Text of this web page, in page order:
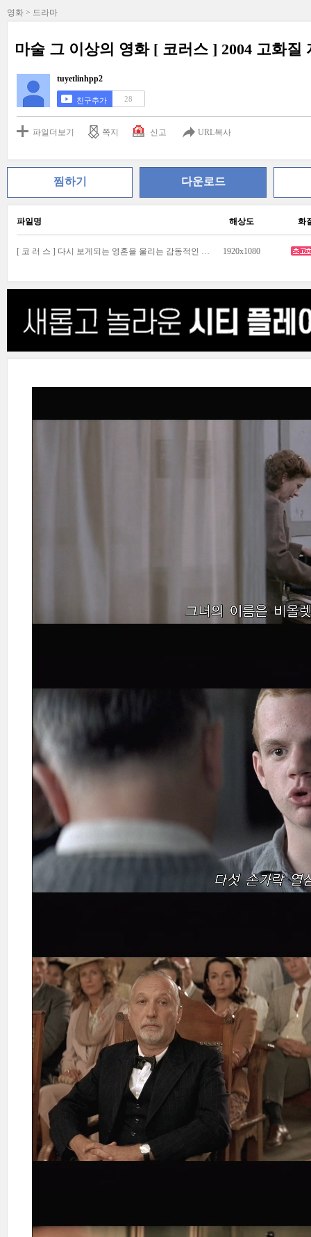
영화 > 드라마
마술 그 이상의 영화 [ 코러스 ] 2004 고화질
tuyetlinhpp2
친구추가 28
파일더보기 쪽지 신고 URL복사
찜하기 다운로드
파일명 해상도 화
[ 코 러 스 ] 다시 보게되는 영혼을 울리는 감동적인 영화 고화질 자체자막.mp4 1920x1080